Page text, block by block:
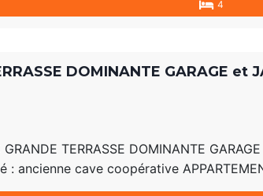
il y a une…
4
DOMINANTE GARAGE et
TERRASSE DOMINANTE
ancienne cave coopérative
lots , ce logement peut être partagé en